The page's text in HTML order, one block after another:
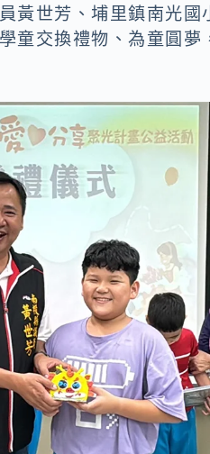
黃世芳、埔里鎮南光國
童交換禮物、為童圓夢